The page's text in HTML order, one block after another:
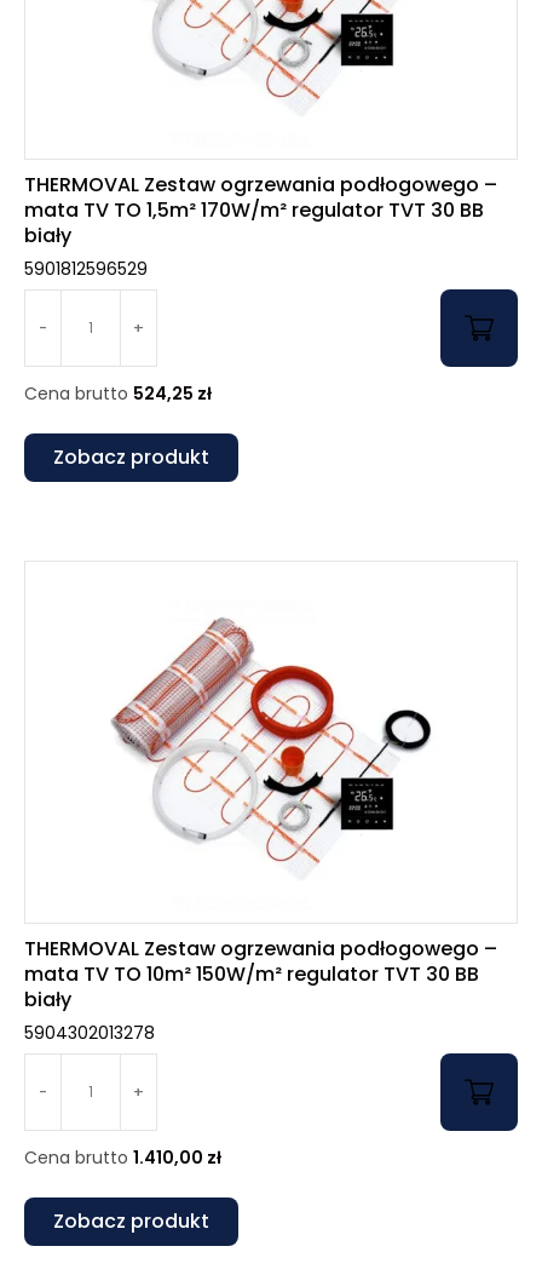
THERMOVAL Zestaw ogrzewania podłogowego –
mata TV TO 1,5m² 170W/m² regulator TVT 30 BB
biały
5901812596529
- +
Cena brutto 524,25 zł
Zobacz produkt
THERMOVAL Zestaw ogrzewania podłogowego –
mata TV TO 10m² 150W/m² regulator TVT 30 BB
biały
5904302013278
- +
Cena brutto 1.410,00 zł
Zobacz produkt